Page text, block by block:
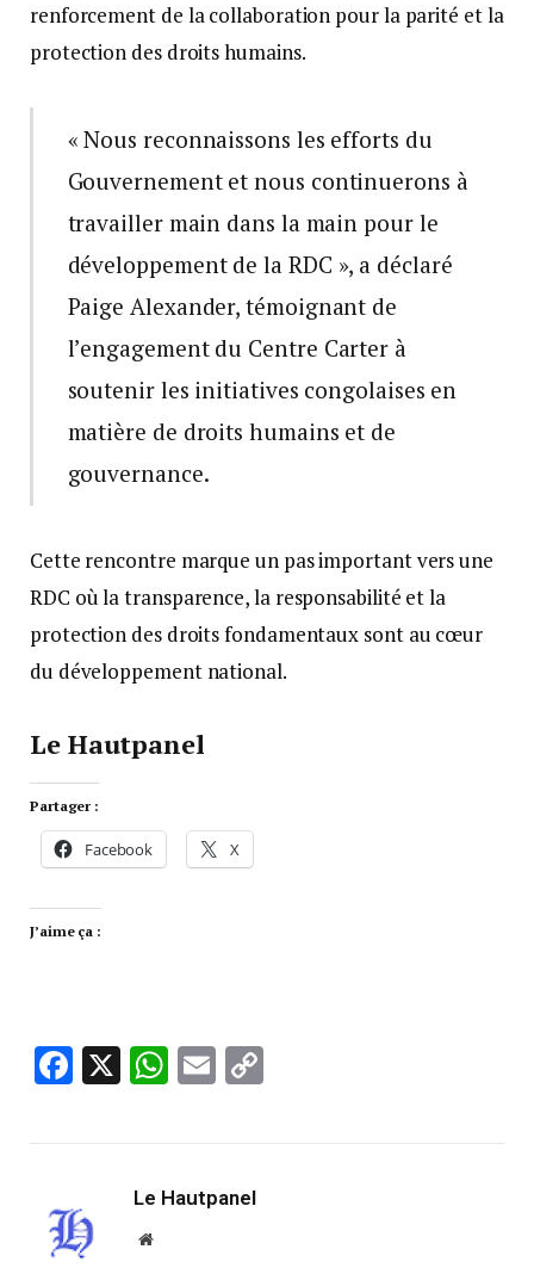
renforcement de la collaboration pour la parité et la
protection des droits humains.
« Nous reconnaissons les efforts du
Gouvernement et nous continuerons à
travailler main dans la main pour le
développement de la RDC », a déclaré
Paige Alexander, témoignant de
l’engagement du Centre Carter à
soutenir les initiatives congolaises en
matière de droits humains et de
gouvernance.
Cette rencontre marque un pas important vers une
RDC où la transparence, la responsabilité et la
protection des droits fondamentaux sont au cœur
du développement national.
Le Hautpanel
Partager :
Facebook X
J’aime ça :
Facebook
X WhatsApp
Email
Le Hautpanel
Website